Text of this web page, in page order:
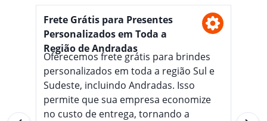
Frete Grátis para Presentes
Personalizados em Toda a
Região de Andradas
Oferecemos frete grátis para brindes
personalizados em toda a região Sul e
Sudeste, incluindo Andradas. Isso
permite que sua empresa economize
no custo de entrega, tornando a